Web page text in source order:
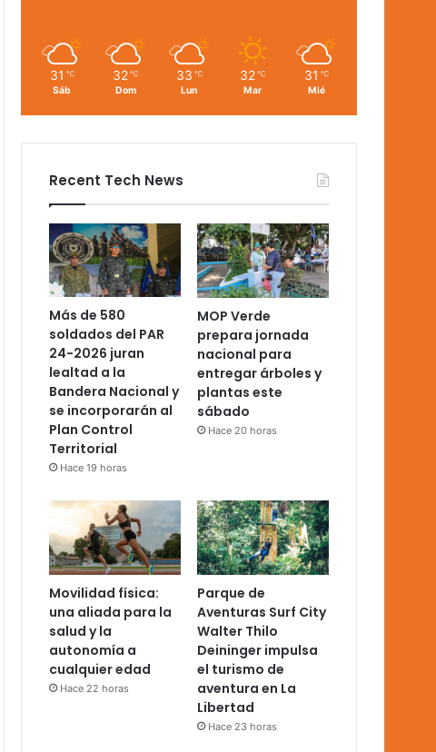
31 ℃
Sáb
32 ℃
Dom
33 ℃
Lun
32 ℃
Mar
31 ℃
Mié
Recent Tech News
Más de 580
soldados del PAR
24-2026 juran
lealtad a la
Bandera Nacional y
se incorporarán al
Plan Control
Territorial
Hace 19 horas
MOP Verde
prepara jornada
nacional para
entregar árboles y
plantas este
sábado
Hace 20 horas
Movilidad física:
una aliada para la
salud y la
autonomía a
cualquier edad
Hace 22 horas
Parque de
Aventuras Surf City
Walter Thilo
Deininger impulsa
el turismo de
aventura en La
Libertad
Hace 23 horas